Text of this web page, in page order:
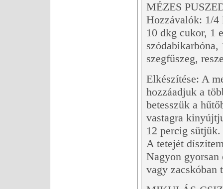
MÉZES
Hozzávalók: 1/
10 dkg cukor, 1
szegfűszeg,
Elkészítése: A
hozzáadjuk a
betesszük a
vastagra
12 percig sütjük.
A tetejét
Nagyon gyorsan
vagy zacskóban